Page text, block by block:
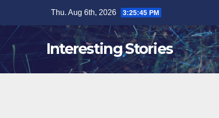
content
Thu. Aug 6th, 2026 3:25:46 PM
Interesting Stories